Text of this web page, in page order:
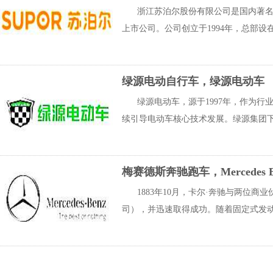
浙江苏泊尔股份有限公司是国内著
上市公司。公司创立于1994年，总部设
绿源电动自行车，绿源电动车
绿源电动车，源于1997年，作为行
续引导电动车核心技术发展。绿源集团
梅赛德斯奔驰跑车，Mercedes
1883年10月，卡尔·奔驰与两位商
司），并迅速取得成功。随着固定式发